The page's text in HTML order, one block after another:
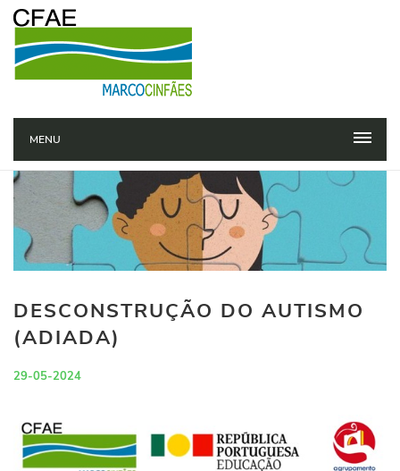
MENU
DESCONSTRUÇÃO DO AUTISMO
(ADIADA)
29-05-2024